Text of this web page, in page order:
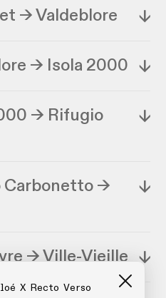
→ Valdeblore ↓
→ Isola 2000 ↓
→ Rifugio
↓
Carbonetto →
↓
→ Ville-Vieille ↓
X Recto Verso